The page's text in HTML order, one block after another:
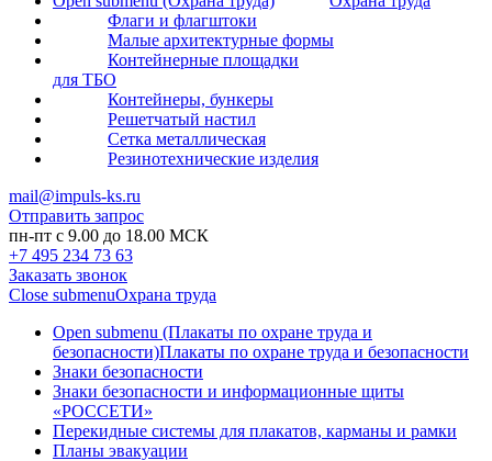
Флаги и флагштоки
Малые архитектурные формы
Контейнерные площадки
для ТБО
Контейнеры, бункеры
Решетчатый настил
Сетка металлическая
Резинотехнические изделия
mail@impuls-ks.ru
Отправить запрос
пн-пт с 9.00 до 18.00 МСК
+7 495 234 73 63
Заказать звонок
Close submenuОхрана труда
Open submenu (Плакаты по охране труда и
безопасности)Плакаты по охране труда и безопасности
Знаки безопасности
Знаки безопасности и информационные щиты
«РОССЕТИ»
Перекидные системы для плакатов, карманы и рамки
Планы эвакуации